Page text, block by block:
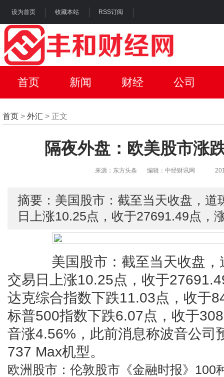
设为首页 收藏本站 RSS订阅
首页 新闻 财经 公司
首页 > 外汇 > 正文
隔夜外盘：欧美股市涨
来源：东方头条 编辑：中经财讯网
摘要：美国股市：截至当天收盘，道
日上涨10.25点，收于27691.49点，
美国股市：截至当天收盘，
交易日上涨10.25点，收于
达克综合指数下跌11.03点，收于
标普500指数下跌6.07点，收于
音涨4.56%，此前消息称波音公司
737 Max机型。
欧洲股市：伦敦股市《金融时报》100